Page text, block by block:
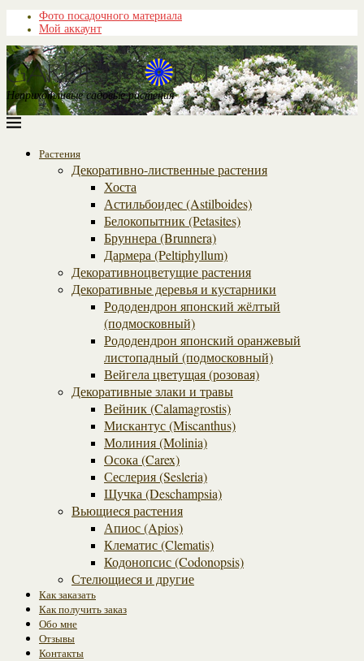
Фото посадочного материала
Мой аккаунт
Неприхотливые садовые растения
Растения
Декоративно-лиственные растения
Хоста
Астильбоидес (Astilboides)
Белокопытник (Рetasites)
Бруннера (Brunnera)
Дармера (Peltiphyllum)
Декоративноцветущие растения
Декоративные деревья и кустарники
Рододендрон японский жёлтый
(подмосковный)
Рододендрон японский оранжевый
листопадный (подмосковный)
Вейгела цветущая (розовая)
Декоративные злаки и травы
Вейник (Calamagrostis)
Мискантус (Miscanthus)
Молиния (Molinia)
Осока (Carex)
Сеслерия (Sesleria)
Щучка (Deschampsia)
Вьющиеся растения
Апиос (Apios)
Клематис (Clematis)
Кодонопсис (Codonopsis)
Стелющиеся и другие
Как заказать
Как получить заказ
Обо мне
Отзывы
Контакты